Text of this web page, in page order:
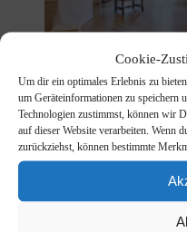
Cookie-
Um dir ein optimales Erlebnis zu
um Geräteinformationen zu speichern
Technologien zustimmst, können wir
auf dieser Website verarbeiten. Wenn
zurückziehst, können bestimmte
Musik bei den
Posted by Sibylle
Wahnfried Bayreuth,